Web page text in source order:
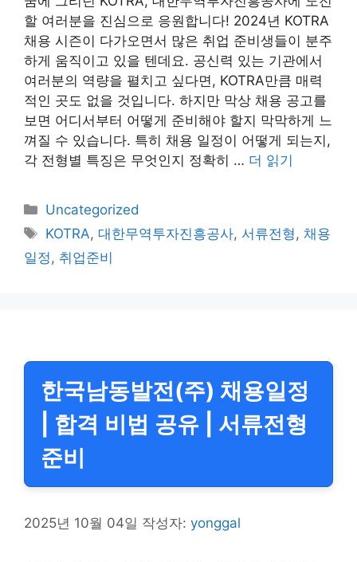
할 여러분을 진심으로 응원합니다! 2024년 KOTRA
채용 시즌이 다가오면서 많은 취업 준비생들이 분주
하게 움직이고 있을 텐데요. 공신력 있는 기관에서
여러분의 역량을 펼치고 싶다면, KOTRA만큼 매력
적인 곳도 없을 것입니다. 하지만 막상 채용 공고를
보면 어디서부터 어떻게 준비해야 할지 막막하게 느
껴질 수 있습니다. 특히 채용 일정이 어떻게 되는지,
각 전형별 특징은 무엇인지 정확히 … 더 읽기
카
테
리
Uncategorized
태
그
KOTRA,대한무역투자진흥공사, 서류전형 , 채용
일정 , 취업준비
한국남동발전(주) 채용일정
| 합격 비법 공유 | 서류전형
준비
2025년 10월 04일 작성자: yonggal